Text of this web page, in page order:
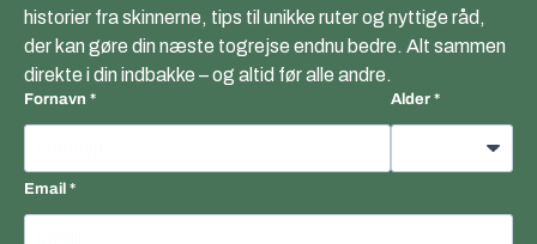
historier fra skinnerne, tips til unikke ruter og nyttige råd,
der kan gøre din næste togrejse endnu bedre. Alt sammen
direkte i din indbakke – og altid før alle andre.
Fornavn Alder
Email